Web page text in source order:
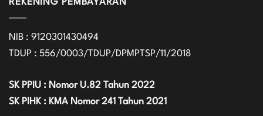
REKENING PEMBAYARAN
NIB : 9120301430494
TDUP : 556/0003/TDUP/DPMPTSP/11/2018
SK PPIU : Nomor U.82 Tahun 2022
SK PIHK : KMA Nomor 241 Tahun 2021